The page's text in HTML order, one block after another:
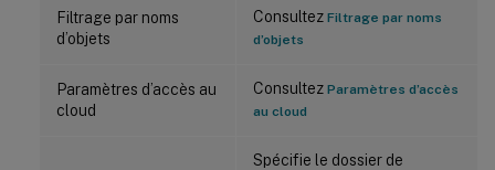
Filtrage par noms
d’objets
Consultez Filtrage par noms
d’objets
Paramètres d’accès au
cloud
Consultez Paramètres d’accès
au cloud
Spécifie le dossier de